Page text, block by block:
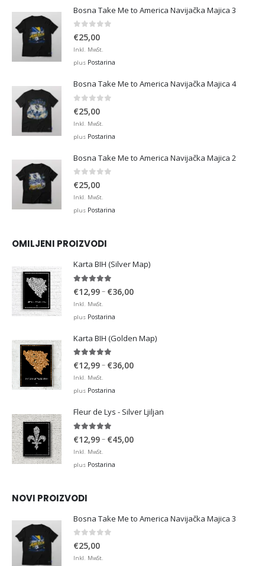
Bosna Take Me to America Navijačka Majica 3
0 out of 5
€25,00
Inkl. MwSt.
plus Postarina
Bosna Take Me to America Navijačka Majica 4
€25,00
Inkl. MwSt.
plus Postarina
Bosna Take Me to America Navijačka Majica 2
0 out of 5
€25,00
Inkl. MwSt.
plus Postarina
OMILJENI PROIZVODI
Karta BIH (Silver Map)
€12,99– €36,00Price
€36,00
Inkl. MwSt.
plus Postarina
Karta BIH (Golden Map)
4.93out of 5
€12,99– €36,00Price
€36,00
Inkl. MwSt.
plus Postarina
Fleur de Lys - Silver Ljiljan
€12,99– €45,00Price
Inkl. MwSt.
plus Postarina
NOVI PROIZVODI
Bosna Take Me to America Navijačka Majica 3
0 out of 5
€25,00
Inkl. MwSt.